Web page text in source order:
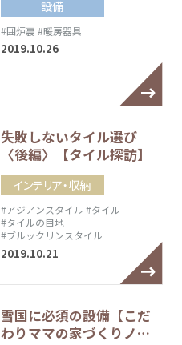
設備
#囲炉裏 #暖房器具
2019.10.26
失敗しないタイル選び
〈後編〉【タイル探訪】
インテリア・収納
#アジアンスタイル #タイル
#タイルの目地
#ブルックリンスタイル
2019.10.21
雪国に必須の設備【こだ
わりママの家づくりノ…